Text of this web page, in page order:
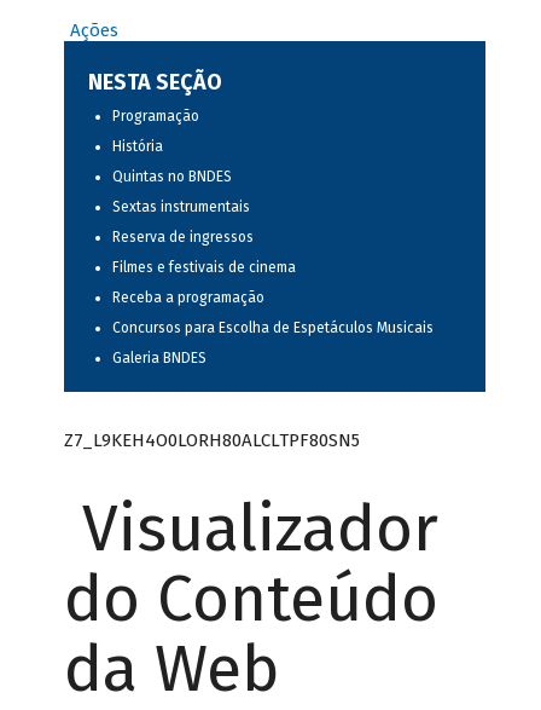
Ações
NESTA SEÇÃO
Programação
História
Quintas no BNDES
Sextas instrumentais
Reserva de ingressos
Filmes e festivais de cinema
Receba a programação
Concursos para Escolha de Espetáculos Musicais
Galeria BNDES
Z7_L9KEH4O0LORH80ALCLTPF80SN5
Visualizador
do Conteúdo
da Web